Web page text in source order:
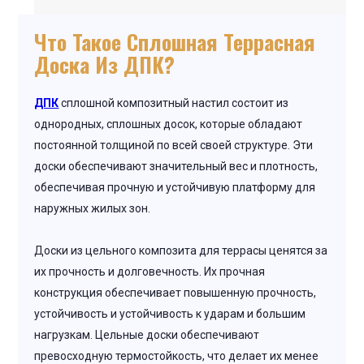
Что Такое Сплошная Террасная
Доска Из ДПК?
ДПКсплошной композитный настил состоит из
однородных, сплошных досок, которые обладают
постоянной толщиной по всей своей структуре. Эти
доски обеспечивают значительный вес и плотность,
обеспечивая прочную и устойчивую платформу для
наружных жилых зон.
Доски из цельного композита для террасы ценятся за
их прочность и долговечность. Их прочная
конструкция обеспечивает повышенную прочность,
устойчивость и устойчивость к ударам и большим
нагрузкам. Цельные доски обеспечивают
превосходную термостойкость, что делает их менее